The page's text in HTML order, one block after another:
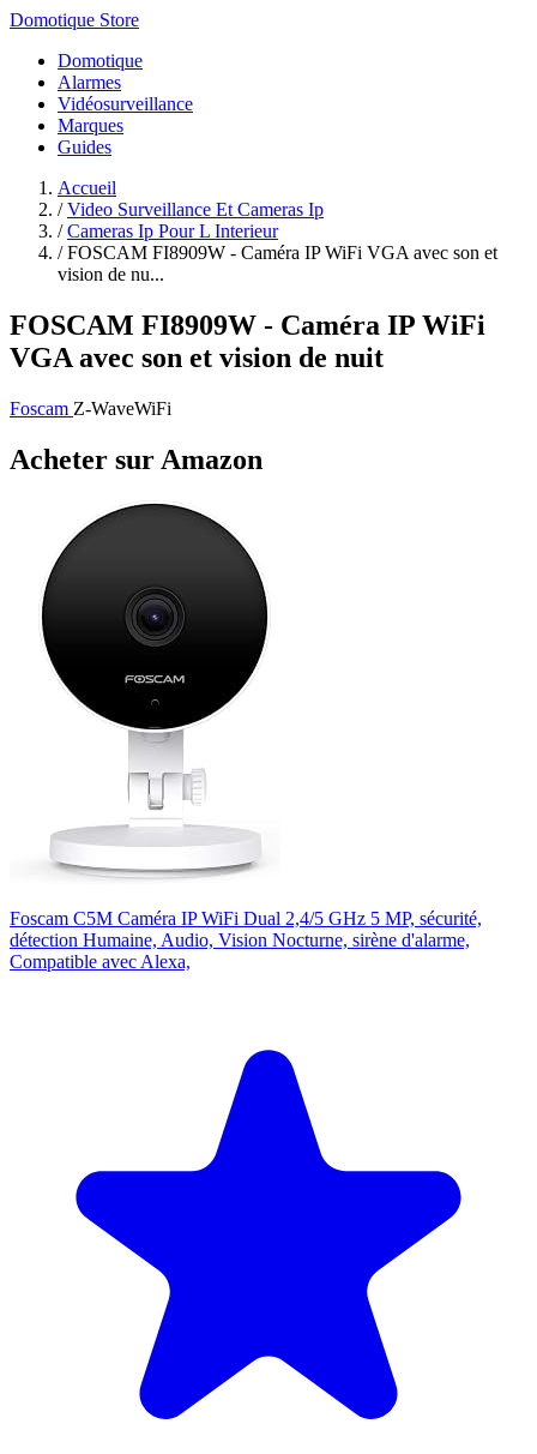
Domotique Store
Domotique
Alarmes
Vidéosurveillance
Marques
Guides
Accueil
/ Video Surveillance Et Cameras Ip
/ Cameras Ip Pour L Interieur
/ FOSCAM FI8909W - Caméra IP WiFi VGA avec son et
vision de nu...
FOSCAM FI8909W - Caméra IP WiFi
VGA avec son et vision de nuit
Foscam Z-WaveWiFi
Acheter sur Amazon
Foscam C5M Caméra IP WiFi Dual 2,4/5 GHz 5 MP, sécurité,
détection Humaine, Audio, Vision Nocturne, sirène d'alarme,
Compatible avec Alexa,